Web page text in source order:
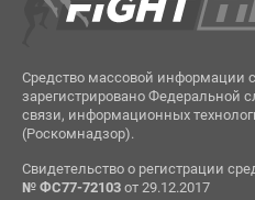
Средство массовой информации
зарегистрировано Федеральной
связи, информационных
(Роскомнадзор).
Свидетельство о регистрации
№ ФС77-72103от 29.12.2017